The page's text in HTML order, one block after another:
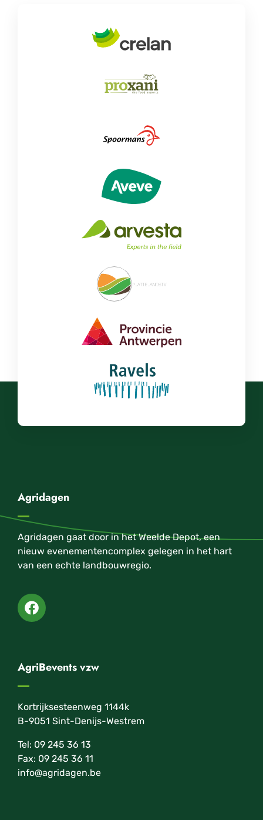
Agridagen
Agridagen gaat door in het Weelde Depot, een
nieuw evenementencomplex gelegen in het hart
van een echte landbouwregio.
AgriBevents vzw
Kortrijksesteenweg 1144k
B-9051 Sint-Denijs-Westrem
Tel: 09 245 36 13
Fax: 09 245 36 11
info@agridagen.be